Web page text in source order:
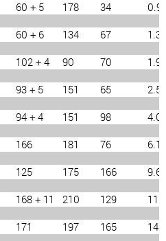
60 + 5 178 34
60 + 6 134 67 1.35
102 + 4 90 70 1.92
93 + 5 151 65 2.54
94 + 4 151 98
166 181 76 6.15
125 175 166 9.6
168 + 11 210 129
171 197 165 14.3